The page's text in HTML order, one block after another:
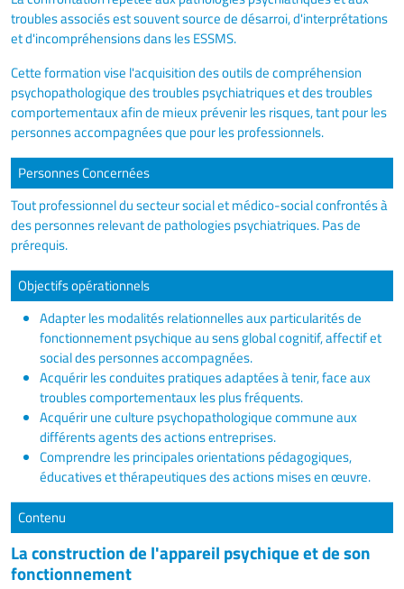
troubles associés est souvent source de désarroi, d'interprétations
et d'incompréhensions dans les ESSMS.
Cette formation vise l'acquisition des outils de compréhension
psychopathologique des troubles psychiatriques et des troubles
comportementaux afin de mieux prévenir les risques, tant pour les
personnes accompagnées que pour les professionnels.
Personnes Concernées
Tout professionnel du secteur social et médico-social confrontés à
des personnes relevant de pathologies psychiatriques. Pas de
prérequis.
Objectifs opérationnels
Adapter les modalités relationnelles aux particularités de
fonctionnement psychique au sens global cognitif, affectif et
social des personnes accompagnées.
Acquérir les conduites pratiques adaptées à tenir, face aux
troubles comportementaux les plus fréquents.
Acquérir une culture psychopathologique commune aux
différents agents des actions entreprises.
Comprendre les principales orientations pédagogiques,
éducatives et thérapeutiques des actions mises en œuvre.
Contenu
La construction de l'appareil psychique et de son
fonctionnement